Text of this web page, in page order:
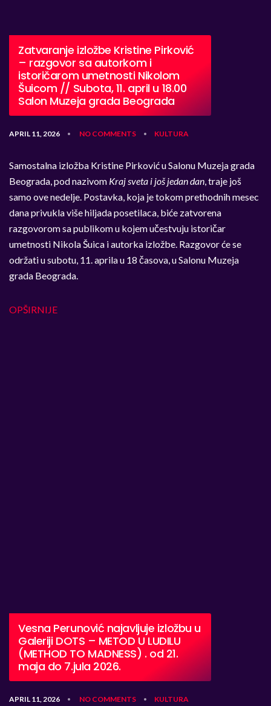
Zatvaranje izložbe Kristine Pirković
– razgovor sa autorkom i
istoričarom umetnosti Nikolom
Šuicom // Subota, 11. april u 18.00
Salon Muzeja grada Beograda
APRIL 11, 2026 • NO COMMENTS • KULTURA
Samostalna izložba Kristine Pirković u Salonu Muzeja grada
Beograda, pod nazivom Kraj sveta i još jedan dan, traje još
samo ove nedelje. Postavka, koja je tokom prethodnih mesec
dana privukla više hiljada posetilaca, biće zatvorena
razgovorom sa publikom u kojem učestvuju istoričar
umetnosti Nikola Šuica i autorka izložbe. Razgovor će se
održati u subotu, 11. aprila u 18 časova, u Salonu Muzeja
grada Beograda.
OPŠIRNIJE
Vesna Perunović najavljuje izložbu u
Galeriji DOTS – METOD U LUDILU
(METHOD TO MADNESS) . od 21.
maja do 7.jula 2026.
APRIL 11, 2026 • NO COMMENTS • KULTURA